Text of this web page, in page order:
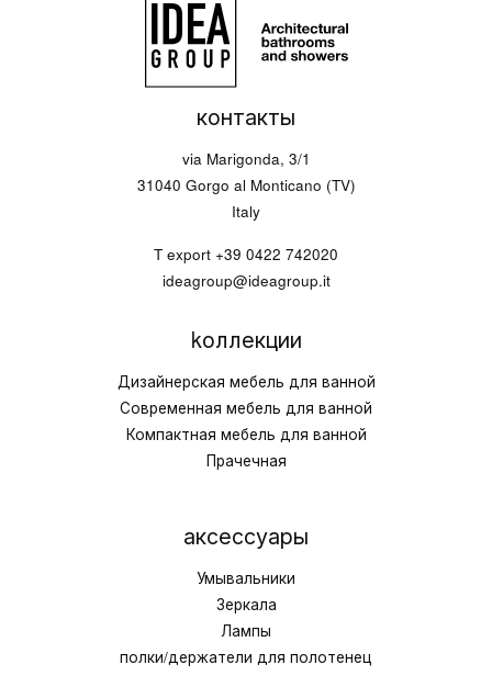
контакты
via Marigonda, 3/1
31040 Gorgo al Monticano (TV)
Italy
T export +39 0422 742020
ideagroup@ideagroup.it
kоллекции
Дизайнерская мебель для ванной
Современная мебель для ванной
Компактная мебель для ванной
Прачечная
аксессуары
Умывальники
Зеркала
Лампы
полки/держатели для полотенец